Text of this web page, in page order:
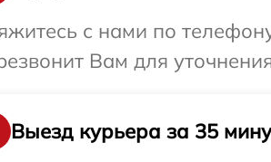
с нами по
Вам для
Выезд курьера за 35